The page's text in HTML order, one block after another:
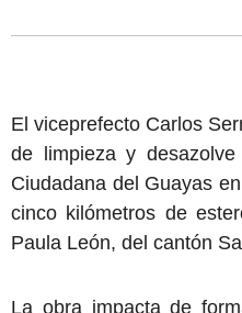
El viceprefecto Carlos
de limpieza y
Ciudadana del Guayas
cinco kilómetros de
Paula León, del cantón
La obra impacta de